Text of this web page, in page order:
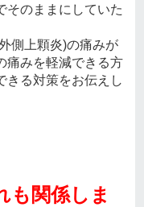
そのままにしていた
側上顆炎)の痛みが
痛みを軽減できる方
きる対策をお伝えし
も関係しま